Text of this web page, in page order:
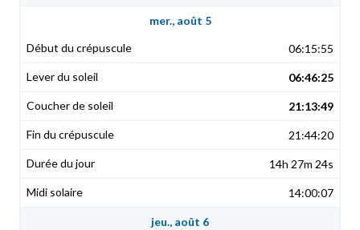
mer., août 5
06:15:55
06:46:25
21:13:49
21:44:20
14h 27m 24s
14:00:07
jeu., août 6